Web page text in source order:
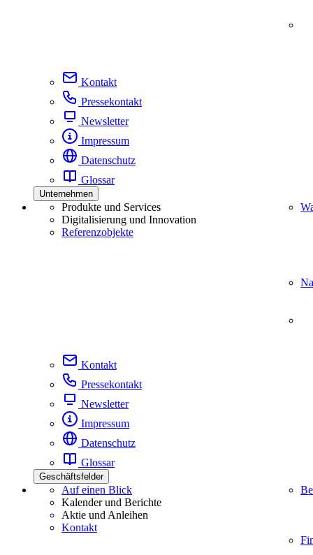
Kontakt
Pressekontakt
Newsletter
Impressum
Datenschutz
Glossar
Unternehmen
Produkte und Services
Digitalisierung und Innovation
Referenzobjekte
Kontakt
Pressekontakt
Newsletter
Impressum
Datenschutz
Glossar
Geschäftsfelder
Auf einen Blick
Kalender und Berichte
Aktie und Anleihen
Kontakt